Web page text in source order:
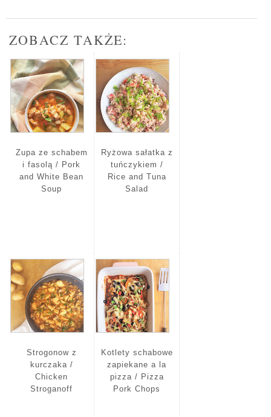
ZOBACZ TAKŻE:
Zupa ze schabem
i fasolą / Pork
and White Bean
Soup
Ryżowa sałatka z
tuńczykiem /
Rice and Tuna
Salad
Strogonow z
kurczaka /
Chicken
Stroganoff
Kotlety schabowe
zapiekane a la
pizza / Pizza
Pork Chops